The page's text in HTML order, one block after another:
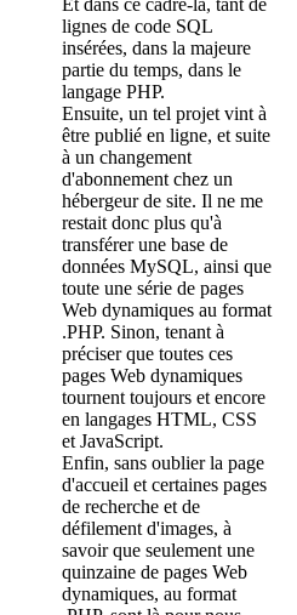
lignes de code SQL
insérées, dans la majeure
partie du temps, dans le
langage PHP.
Ensuite, un tel projet vint à
être publié en ligne, et suite
à un changement
d'abonnement chez un
hébergeur de site. Il ne me
restait donc plus qu'à
transférer une base de
données MySQL, ainsi que
toute une série de pages
Web dynamiques au format
.PHP. Sinon, tenant à
préciser que toutes ces
pages Web dynamiques
tournent toujours et encore
en langages HTML, CSS
et JavaScript.
Enfin, sans oublier la page
d'accueil et certaines pages
de recherche et de
défilement d'images, à
savoir que seulement une
quinzaine de pages Web
dynamiques, au format